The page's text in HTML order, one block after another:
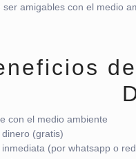
amigables con el medio
con el medio ambiente
(gratis)
inmediata (por whatsapp o